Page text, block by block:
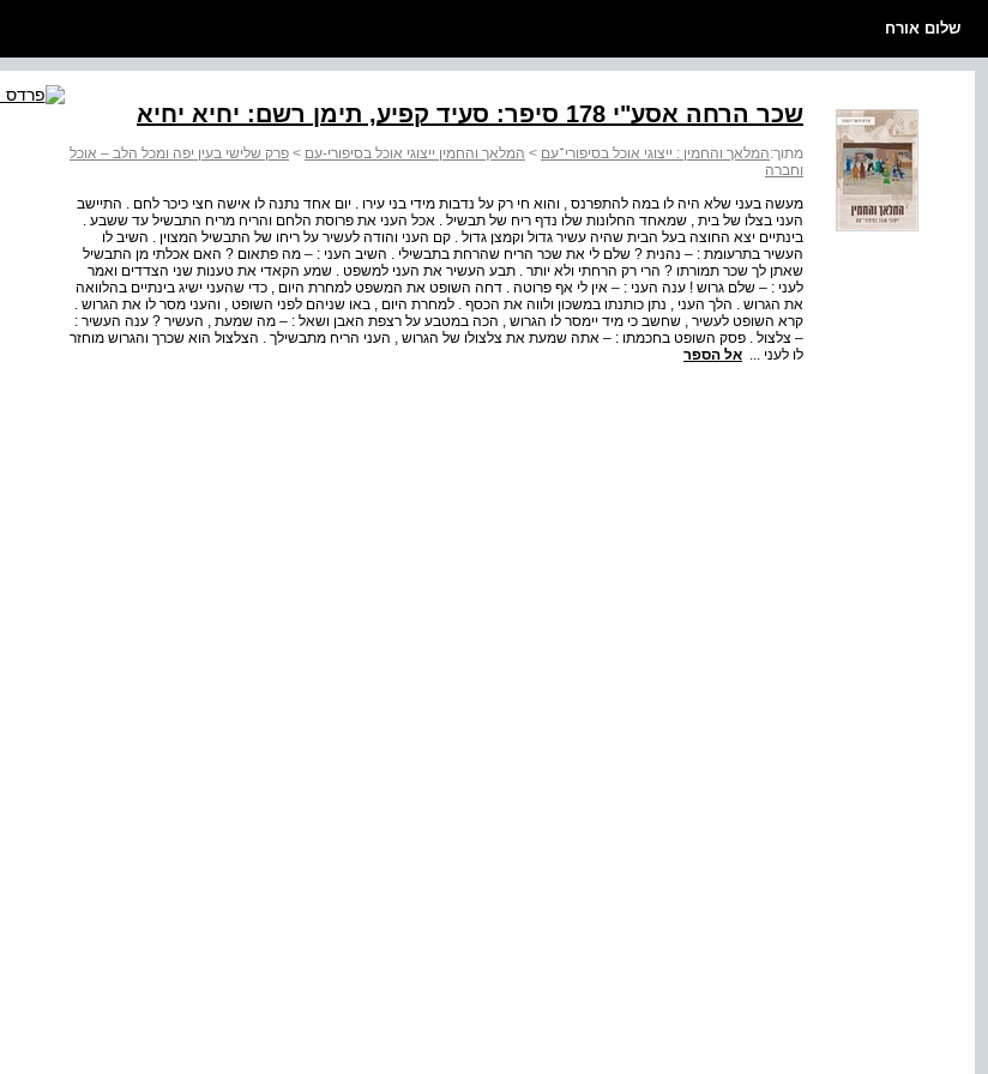
שלום אורח
שכר הרחה אסע"י 178 סיפר: סעיד קפיע, תימן רשם: יחיא יחיא
מתוך:המלאך והחמין : ייצוגי אוכל בסיפורי־עם > המלאך והחמין ייצוגי אוכל בסיפורי-עם > פרק שלישי בעין יפה ומכל הלב – אוכל
וחברה
מעשה בעני שלא היה לו במה להתפרנס , והוא חי רק על נדבות מידי בני עירו . יום אחד נתנה לו אישה חצי כיכר לחם . התיישב
העני בצלו של בית , שמאחד החלונות שלו נדף ריח של תבשיל . אכל העני את פרוסת הלחם והריח מריח התבשיל עד ששבע .
בינתיים יצא החוצה בעל הבית שהיה עשיר גדול וקמצן גדול . קם העני והודה לעשיר על ריחו של התבשיל המצוין . השיב לו
העשיר בתרעומת : – נהנית ? שלם לי את שכר הריח שהרחת בתבשילי . השיב העני : – מה פתאום ? האם אכלתי מן התבשיל
שאתן לך שכר תמורתו ? הרי רק הרחתי ולא יותר . תבע העשיר את העני למשפט . שמע הקאדי את טענות שני הצדדים ואמר
לעני : – שלם גרוש ! ענה העני : – אין לי אף פרוטה . דחה השופט את המשפט למחרת היום , כדי שהעני ישיג בינתיים בהלוואה
את הגרוש . הלך העני , נתן כותנתו במשכון ולווה את הכסף . למחרת היום , באו שניהם לפני השופט , והעני מסר לו את הגרוש .
קרא השופט לעשיר , שחשב כי מיד יימסר לו הגרוש , הכה במטבע על רצפת האבן ושאל : – מה שמעת , העשיר ? ענה העשיר :
– צלצול . פסק השופט בחכמתו : – אתה שמעת את צלצולו של הגרוש , העני הריח מתבשילך . הצלצול הוא שכרך והגרוש מוחזר
לו לעני ... אל הספר